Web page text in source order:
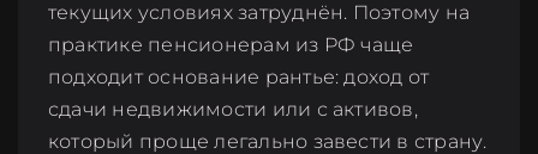
текущих условиях затруднён. Поэтому на
практике пенсионерам из РФ чаще
подходит основание рантье: доход от
сдачи недвижимости или с активов,
который проще легально завести в страну.